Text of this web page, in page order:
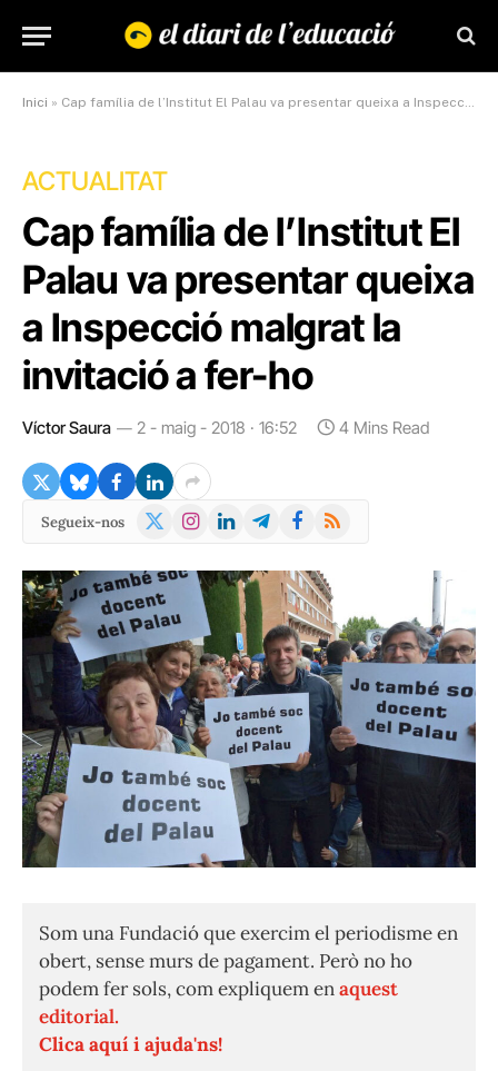
Inici » Cap família de l’Institut El Palau va presentar queixa a Inspecció malgrat la invitació a fer-ho
ACTUALITAT
Cap família de l’Institut El
Palau va presentar queixa
a Inspecció malgrat la
invitació a fer-ho
Víctor Saura 2 - maig - 2018 · 16:52 4 Mins Read
Segueix-nos
X
Instagram
LinkedInTelegramFacebook
RSS
Som una Fundació que exercim el periodisme en
obert, sense murs de pagament. Però no ho
podem fer sols, com expliquem enaquest
editorial.
Clica aquí i ajuda'ns!